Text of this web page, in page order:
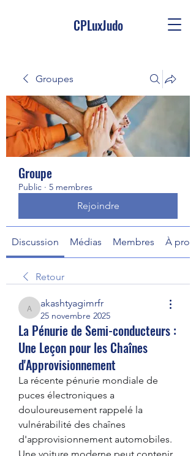
CPLuxJudo
Groupes
Groupe
Public · 5 membres
Rejoindre
Discussion Médias Membres À
Retour
akashtyagimrfr
akashtyagimrfr
25 novembre 2025
La Pénurie de Semi-conducteurs :
Une Leçon pour les Chaînes
d'Approvisionnement
La récente pénurie mondiale de
puces électroniques a
douloureusement rappelé la
vulnérabilité des chaînes
d'approvisionnement automobiles.